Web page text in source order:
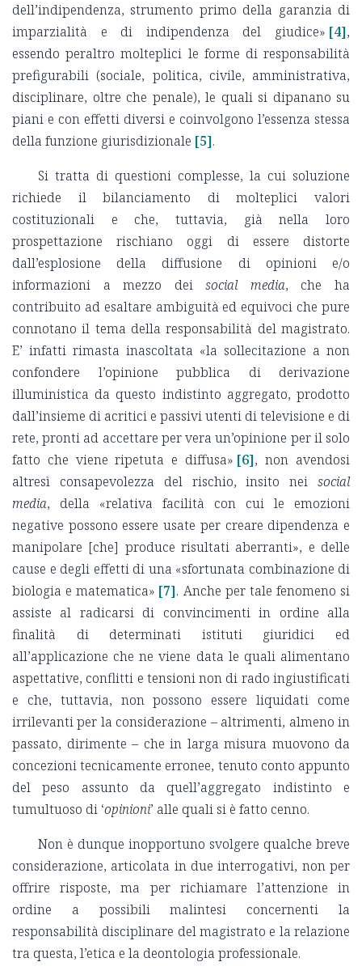
dell’indipendenza, strumento primo della garanzia di
imparzialità e di indipendenza del giudice» [4],
essendo peraltro molteplici le forme di responsabilità
prefigurabili (sociale, politica, civile, amministrativa,
disciplinare, oltre che penale), le quali si dipanano su
piani e con effetti diversi e coinvolgono l’essenza stessa
della funzione giurisdizionale [5].
Si tratta di questioni complesse, la cui soluzione
richiede il bilanciamento di molteplici valori
costituzionali e che, tuttavia, già nella loro
prospettazione rischiano oggi di essere distorte
dall’esplosione della diffusione di opinioni e/o
informazioni a mezzo deisocial media, che ha
contribuito ad esaltare ambiguità ed equivoci che pure
connotano il tema della responsabilità del magistrato.
E’ infatti rimasta inascoltata «la sollecitazione a non
confondere l’opinione pubblica di derivazione
illuministica da questo indistinto aggregato, prodotto
dall’insieme di acritici e passivi utenti di televisione e di
rete, pronti ad accettare per vera un’opinione per il solo
fatto che viene ripetuta e diffusa» [6], non avendosi
altresì consapevolezza del rischio, insito nei social
media, della «relativa facilità con cui le emozioni
negative possono essere usate per creare dipendenza e
manipolare [che] produce risultati aberranti», e delle
cause e degli effetti di una «sfortunata combinazione di
biologia e matematica» [7]. Anche per tale fenomeno si
assiste al radicarsi di convincimenti in ordine alla
finalità di determinati istituti giuridici ed
all’applicazione che ne viene data le quali alimentano
aspettative, conflitti e tensioni non di rado ingiustificati
e che, tuttavia, non possono essere liquidati come
irrilevanti per la considerazione – altrimenti, almeno in
passato, dirimente – che in larga misura muovono da
concezioni tecnicamente erronee, tenuto conto appunto
del peso assunto da quell’aggregato indistinto e
tumultuoso di ‘opinioni’ alle quali si è fatto cenno.
Non è dunque inopportuno svolgere qualche breve
considerazione, articolata in due interrogativi, non per
offrire risposte, ma per richiamare l’attenzione in
ordine a possibili malintesi concernenti la
responsabilità disciplinare del magistrato e la relazione
tra questa, l’etica e la deontologia professionale.